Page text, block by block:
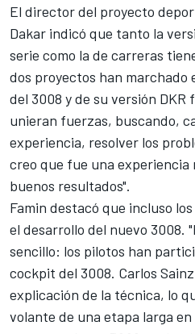
El director del proyecto
Dakar indicó que tanto la
serie como la de carreras
dos proyectos han marchado
del 3008 y de su versión
unieran fuerzas, buscando,
experiencia, resolver los
creo que fue una experiencia
buenos resultados".
Famin destacó que incluso
el desarrollo del nuevo 3008.
sencillo: los pilotos han
cockpit del 3008. Carlos
explicación de la técnica, lo
volante de una etapa larga